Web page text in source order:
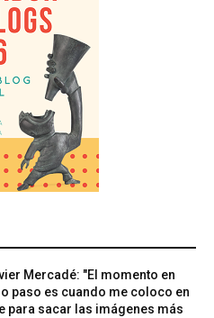
Mercadé: "El momento en
paso es cuando me coloco en
para sacar las imágenes más